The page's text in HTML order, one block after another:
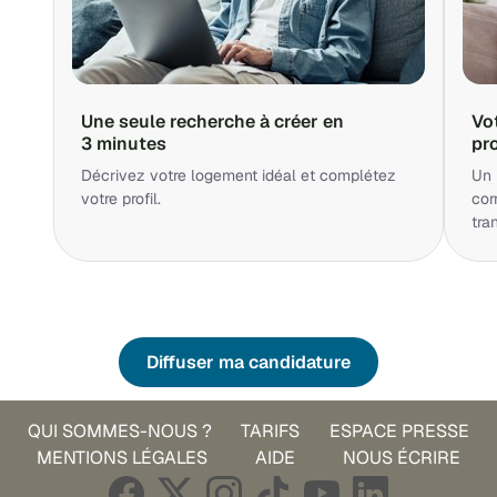
Une seule recherche à créer en
3 minutes
Décrivez votre logement idéal et complétez
votre profil.
Un
Diffuser ma candidature
QUI SOMMES-NOUS ? TARIFS
ESPACE PRESSE
MENTIONS LÉGALES
AIDE NOUS ÉCRIRE